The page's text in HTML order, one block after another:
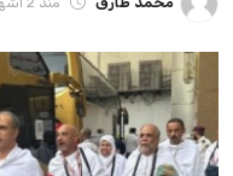
اقتصاد
اخبار الرياضة
منوعات